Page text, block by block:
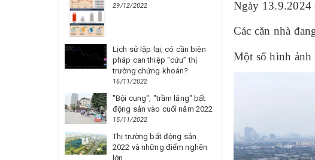
Ngày 13.9.2024
Các căn nhà
Một số hình ảnh
29/12/2022
Lịch sử lặp lại, có cần biện
pháp can thiệp “cứu” thị
trường chứng khoán?
16/11/2022
"Bội cung", "trầm lắng" bất
động sản vào cuối năm 2022
15/11/2022
Thị trường bất động sản
2022 và những điểm nghẽn
lớn